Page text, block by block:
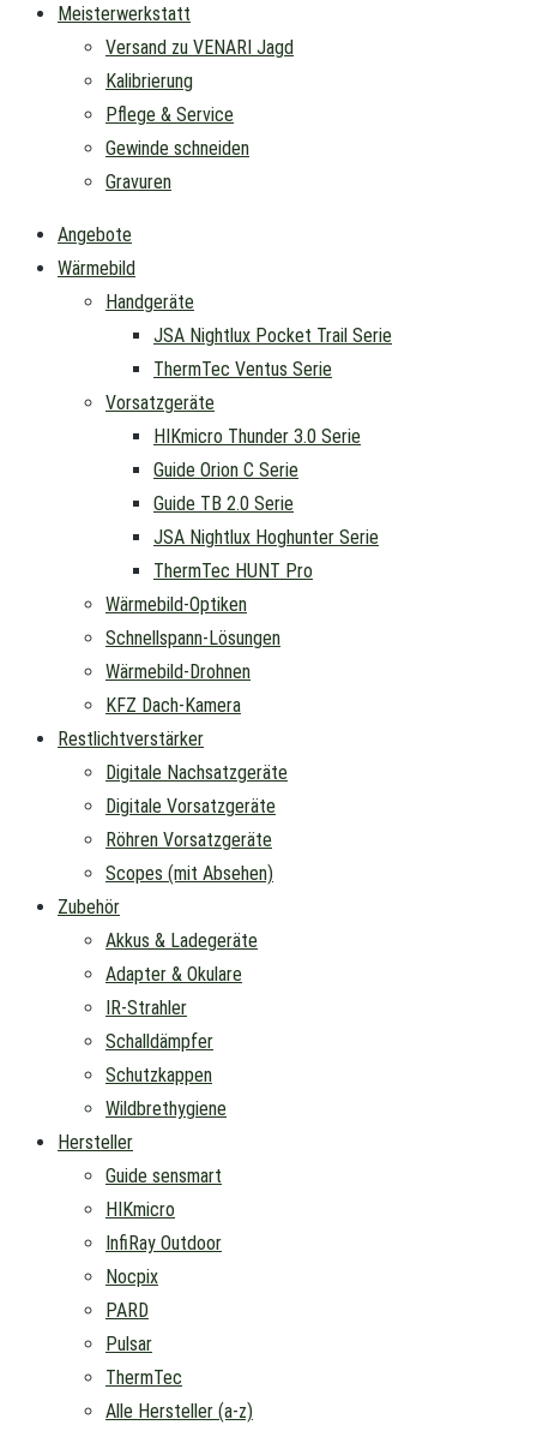
Meisterwerkstatt
Versand zu VENARI Jagd
Kalibrierung
Pflege & Service
Gewinde schneiden
Gravuren
Angebote
Wärmebild
Handgeräte
JSA Nightlux Pocket Trail Serie
ThermTec Ventus Serie
Vorsatzgeräte
HIKmicro Thunder 3.0 Serie
Guide Orion C Serie
Guide TB 2.0 Serie
JSA Nightlux Hoghunter Serie
ThermTec HUNT Pro
Wärmebild-Optiken
Schnellspann-Lösungen
Wärmebild-Drohnen
KFZ Dach-Kamera
Restlichtverstärker
Digitale Nachsatzgeräte
Digitale Vorsatzgeräte
Röhren Vorsatzgeräte
Scopes (mit Absehen)
Zubehör
Akkus & Ladegeräte
Adapter & Okulare
IR-Strahler
Schalldämpfer
Schutzkappen
Wildbrethygiene
Hersteller
Guide sensmart
HIKmicro
InfiRay Outdoor
Nocpix
PARD
Pulsar
ThermTec
Alle Hersteller (a-z)